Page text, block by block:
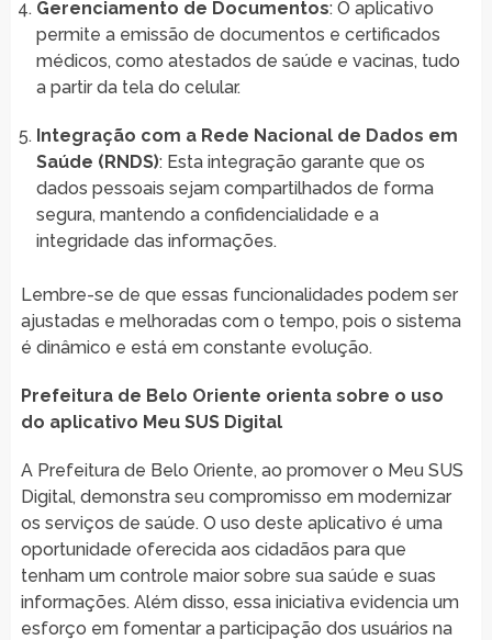
Gerenciamento de Documentos: O aplicativo
permite a emissão de documentos e certificados
médicos, como atestados de saúde e vacinas, tudo
a partir da tela do celular.
Integração com a Rede Nacional de Dados em
Saúde (RNDS): Esta integração garante que os
dados pessoais sejam compartilhados de forma
segura, mantendo a confidencialidade e a
integridade das informações.
Lembre-se de que essas funcionalidades podem ser
ajustadas e melhoradas com o tempo, pois o sistema
é dinâmico e está em constante evolução.
Prefeitura de Belo Oriente orienta sobre o uso
do aplicativo Meu SUS Digital
A Prefeitura de Belo Oriente, ao promover o Meu SUS
Digital, demonstra seu compromisso em modernizar
os serviços de saúde. O uso deste aplicativo é uma
oportunidade oferecida aos cidadãos para que
tenham um controle maior sobre sua saúde e suas
informações. Além disso, essa iniciativa evidencia um
esforço em fomentar a participação dos usuários na